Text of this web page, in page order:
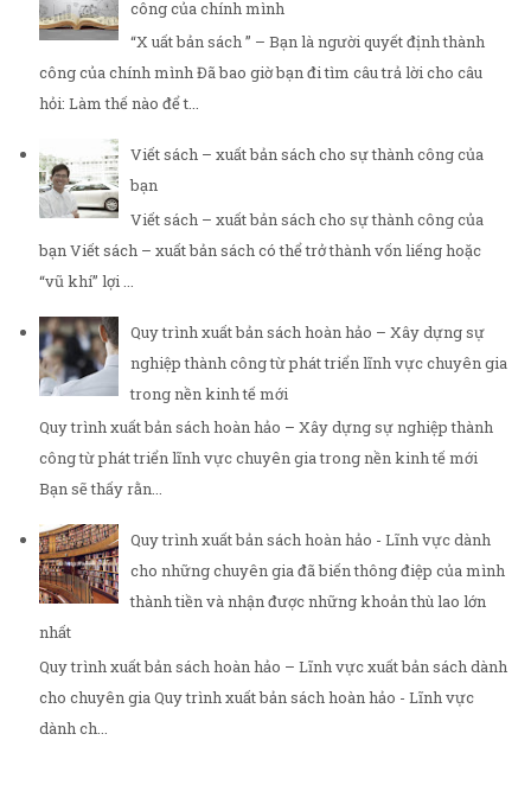
công của chính mình
“X uất bản sách ” – Bạn là người quyết định thành
công của chính mình Đã bao giờ bạn đi tìm câu trả lời cho câu
hỏi: Làm thế nào để t...
Viết sách – xuất bản sách cho sự thành công của
bạn
Viết sách – xuất bản sách cho sự thành công của
bạn Viết sách – xuất bản sách có thể trở thành vốn liếng hoặc
“vũ khí” lợi ...
Quy trình xuất bản sách hoàn hảo – Xây dựng sự
nghiệp thành công từ phát triển lĩnh vực chuyên gia
trong nền kinh tế mới
Quy trình xuất bản sách hoàn hảo – Xây dựng sự nghiệp thành
công từ phát triển lĩnh vực chuyên gia trong nền kinh tế mới
Bạn sẽ thấy rằn...
Quy trình xuất bản sách hoàn hảo - Lĩnh vực dành
cho những chuyên gia đã biến thông điệp của mình
thành tiền và nhận được những khoản thù lao lớn
nhất
Quy trình xuất bản sách hoàn hảo – Lĩnh vực xuất bản sách dành
cho chuyên gia Quy trình xuất bản sách hoàn hảo - Lĩnh vực
dành ch...